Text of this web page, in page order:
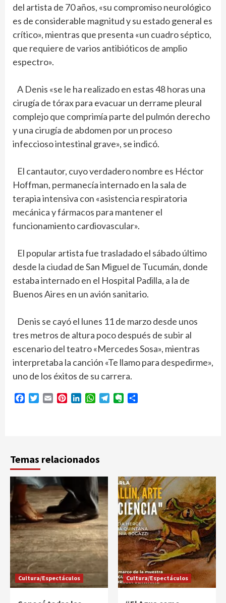
del artista de 70 años, «su compromiso neurológico
es de considerable magnitud y su estado general es
crítico», mientras que presenta «un cuadro séptico,
que requiere de varios antibióticos de amplio
espectro».
A Denis «se le ha realizado en estas 48 horas una
cirugía de tórax para evacuar un derrame pleural
complejo que comprimía parte del pulmón derecho
y una cirugía de abdomen por un proceso
infeccioso intestinal grave», se indicó.
El cantautor, cuyo verdadero nombre es Héctor
Hoffman, permanecía internado en la sala de
terapia intensiva con «asistencia respiratoria
mecánica y fármacos para mantener el
funcionamiento cardiovascular».
El popular artista fue trasladado el sábado último
desde la ciudad de San Miguel de Tucumán, donde
estaba internado en el Hospital Padilla, a la de
Buenos Aires en un avión sanitario.
Denis se cayó el lunes 11 de marzo desde unos
tres metros de altura poco después de subir al
escenario del teatro «Mercedes Sosa», mientras
interpretaba la canción «Te llamo para despedirme»,
uno de los éxitos de su carrera.
Facebook
Twitter
Email PinterestLinkedInWhatsApp
TelegramEvernote
Temas relacionados
Cultura/Espectáculos Cultura/Espectáculos